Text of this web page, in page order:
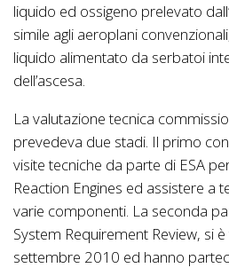
liquido ed ossigeno prelevato
simile agli aeroplani
liquido alimentato da serbatoi
dell’ascesa.
La valutazione tecnica
prevedeva due stadi. Il primo
visite tecniche da parte di ESA
Reaction Engines ed assistere a
varie componenti. La seconda
System Requirement Review, si
settembre 2010 ed hanno